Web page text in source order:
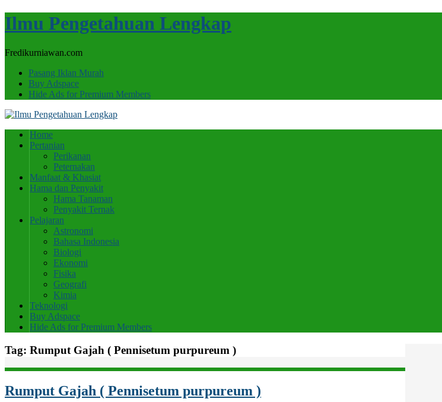
Ilmu Pengetahuan Lengkap
Fredikurniawan.com
Pasang Iklan Murah
Buy Adspace
Hide Ads for Premium Members
Home
Pertanian
Perikanan
Peternakan
Manfaat & Khasiat
Hama dan Penyakit
Hama Tanaman
Penyakit Ternak
Pelajaran
Astronomi
Bahasa Indonesia
Biologi
Ekonomi
Fisika
Geografi
Kimia
Teknologi
Buy Adspace
Hide Ads for Premium Members
Tag: Rumput Gajah ( Pennisetum purpureum )
Rumput Gajah ( Pennisetum purpureum )